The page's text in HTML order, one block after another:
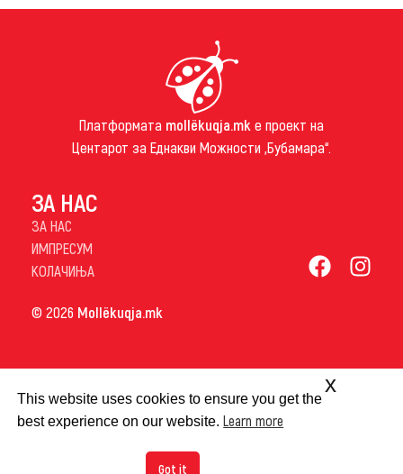
Платформата mollëkuqja.mk е проект на
Центарот за Еднакви Можности „Бубамара“.
ЗА НАС
ЗА НАС
ИМПРЕСУМ
КОЛАЧИЊА
© 2026 Mollëkuqja.mk
This website uses cookies to ensure you get the
best experience on our website. Learn more
Got it
x